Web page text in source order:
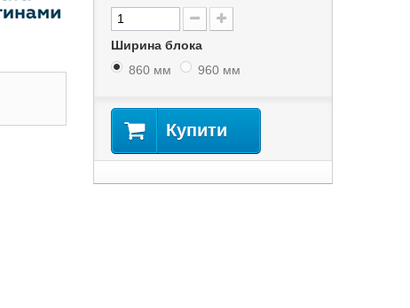
Ширина блока
860 мм
960 мм
Купити